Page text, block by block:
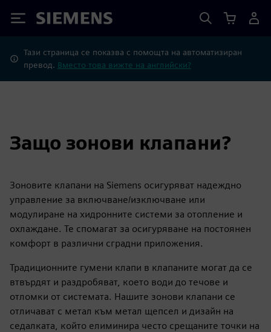
Siemens
Тази страница се показва с помощта на автоматизиран
превод. Вместо това вижте на английски?
Защо зонови клапани?
Зоновите клапани на Siemens осигуряват надеждно
управление за включване/изключване или
модулиране на хидронните системи за отопление и
охлаждане. Те спомагат за осигуряване на постоянен
комфорт в различни сградни приложения.
Традиционните гумени клапи в клапаните могат да се
втвърдят и раздробяват, което води до течове и
отломки от системата. Нашите зонови клапани се
отличават с метал към метал щепсел и дизайн на
седалката, който елиминира често срещаните точки на